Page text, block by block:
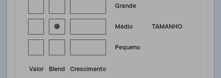
Grande
TAMANHO
Médio
Pequeno
Valor Blend
Crescimento